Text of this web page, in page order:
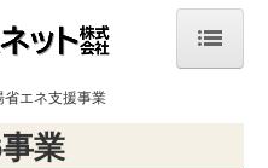
省エネ支援事業
業